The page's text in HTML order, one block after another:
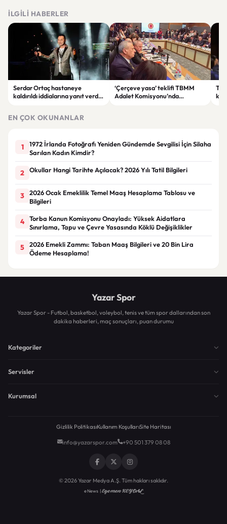
İLGILI HABERLER
Serdar Ortaç hastaneye
kaldırıldı iddialarına yanıt verdi:
‘Çerçeve yasa’ teklifi TBMM
Adalet Komisyonu’nda
EN ÇOK OKUNANLAR
1
1972 İrlanda Fotoğrafı Yeniden Gündemde Sevgilisi İçin Silaha
Sarılan Kadın Kimdir?
2 Okullar Hangi Tarihte Açılacak? 2026 Yılı Tatil Bilgileri
3
2026 Ocak Emeklilik Temel Maaş Hesaplama Tablosu ve
Bilgileri
4
Torba Kanun Komisyonu Onayladı: Yüksek Aidatlara
Sınırlama, Tapu ve Çevre Yasasında Köklü Değişiklikler
5
2026 Emekli Zammı: Taban Maaş Bilgileri ve 20 Bin Lira
Ödeme Hesaplama!
Yazar Spor
Yazar Spor - Futbol, basketbol, voleybol, tenis ve tüm spor dallarından son
dakika haberleri, maç sonuçları, puan durumu
Kategoriler
Servisler
Kurumsal
Gizlilik PolitikasıKullanım KoşullarıSite Haritası
info@yazarspor.com +90 501 379 08 08
© 2026 Yazar Medya A.Ş. Tüm hakları saklıdır.
eNews |Egemen KEYDAL